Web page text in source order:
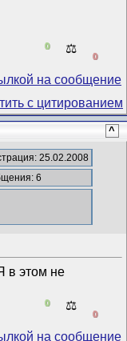
0 ⚖️
0
^
25.02.2008
6
в этом не
0 ⚖️
0